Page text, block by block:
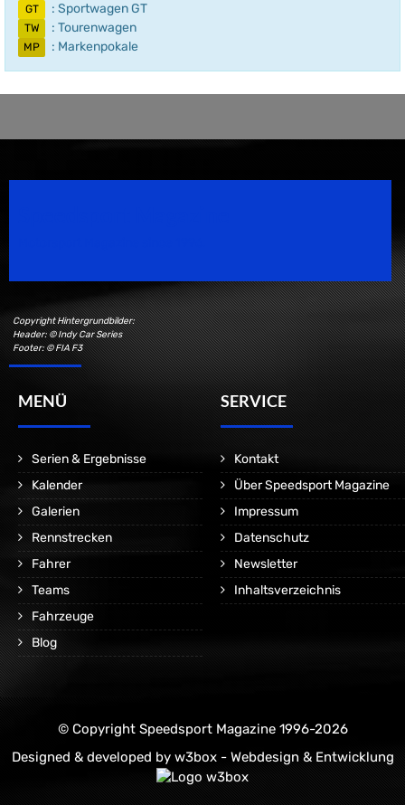
GT : Sportwagen GT
TW : Tourenwagen
MP : Markenpokale
Copyright Hintergrundbilder:
Header: © Indy Car Series
Footer: © FIA F3
MENÜ
Serien & Ergebnisse
Kalender
Galerien
Rennstrecken
Fahrer
Teams
Fahrzeuge
Blog
SERVICE
Kontakt
Über Speedsport Magazine
Impressum
Datenschutz
Newsletter
Inhaltsverzeichnis
© Copyright Speedsport Magazine 1996-2026
Designed & developed by w3box - Webdesign & Entwicklung